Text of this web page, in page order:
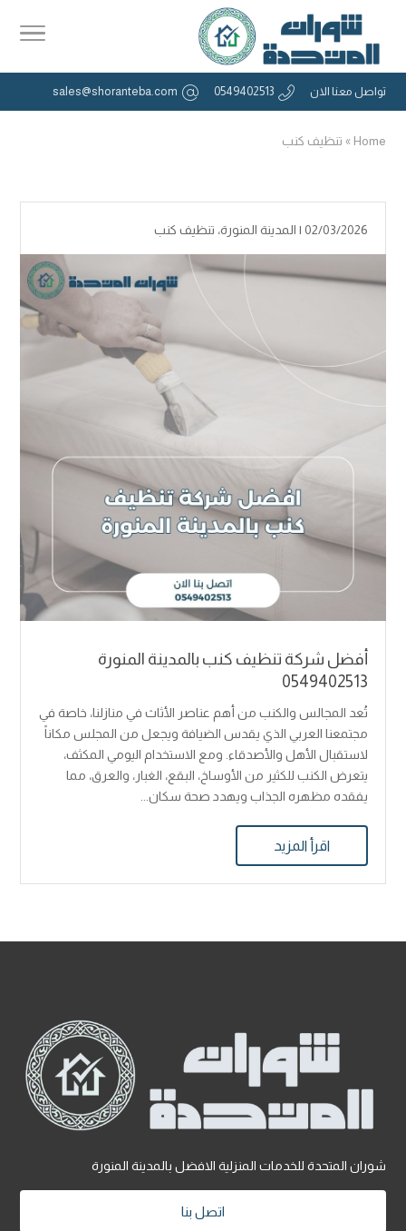
تواصل معنا الان 0549402513
sales@shoranteba.com
Home
» تنظيف كنب
02/03/2026 | المدينة المنورة، تنظيف كنب
أفضل شركة تنظيف كنب بالمدينة المنورة
0549402513
تُعد المجالس والكنب من أهم عناصر الأثاث في منازلنا، خاصة في
مجتمعنا العربي الذي يقدس الضيافة ويجعل من المجلس مكاناً
لاستقبال الأهل والأصدقاء. ومع الاستخدام اليومي المكثف،
يتعرض الكنب للكثير من الأوساخ، البقع، الغبار، والعرق، مما
يفقده مظهره الجذاب ويهدد صحة سكان...
اقرأ المزيد
شوران المتحدة للخدمات المنزلية الافضل بالمدينة المنورة
اتصل بنا